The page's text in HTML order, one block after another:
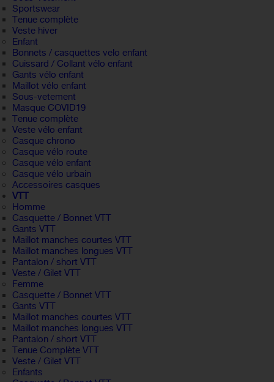
Sportswear
Tenue complète
Veste hiver
Enfant
Bonnets / casquettes velo enfant
Cuissard / Collant vélo enfant
Gants vélo enfant
Maillot vélo enfant
Sous-vetement
Masque COVID19
Tenue complète
Veste vélo enfant
Casque chrono
Casque vélo route
Casque vélo enfant
Casque vélo urbain
Accessoires casques
VTT
Homme
Casquette / Bonnet VTT
Gants VTT
Maillot manches courtes VTT
Maillot manches longues VTT
Pantalon / short VTT
Veste / Gilet VTT
Femme
Casquette / Bonnet VTT
Gants VTT
Maillot manches courtes VTT
Maillot manches longues VTT
Pantalon / short VTT
Tenue Complète VTT
Veste / Gilet VTT
Enfants